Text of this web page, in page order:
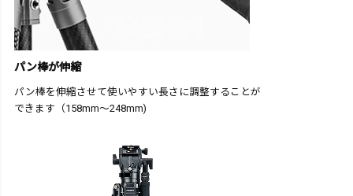
パン棒が伸縮
パン棒を伸縮させて使いやすい長さに調整することが
できます（158mm～248mm)